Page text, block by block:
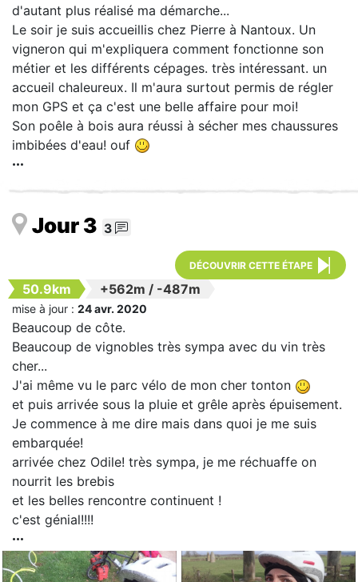
d'autant plus réalisé ma démarche...
Le soir je suis accueillis chez Pierre à Nantoux. Un
vigneron qui m'expliquera comment fonctionne son
métier et les différents cépages. très intéressant. un
accueil chaleureux. Il m'aura surtout permis de régler
mon GPS et ça c'est une belle affaire pour moi!
Son poêle à bois aura réussi à sécher mes chaussures
imbibées d'eau! ouf
Jour 3 3
DÉCOUVRIR CETTE ÉTAPE
50.9km +562m / -487m
mise à jour : 24 avr. 2020
Beaucoup de côte.
Beaucoup de vignobles très sympa avec du vin très
cher...
J'ai même vu le parc vélo de mon cher tonton
et puis arrivée sous la pluie et grêle après épuisement.
Je commence à me dire mais dans quoi je me suis
embarquée!
arrivée chez Odile! très sympa, je me réchuaffe on
nourrit les brebis
et les belles rencontre continuent !
c'est génial!!!!